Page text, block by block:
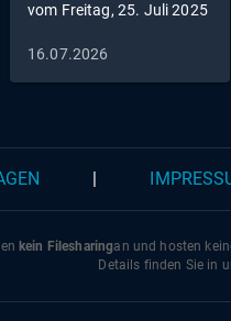
vom Freitag, 25. Juli 2025
16.07.2026
kein Filesharingan und hosten
Details finden Sie in